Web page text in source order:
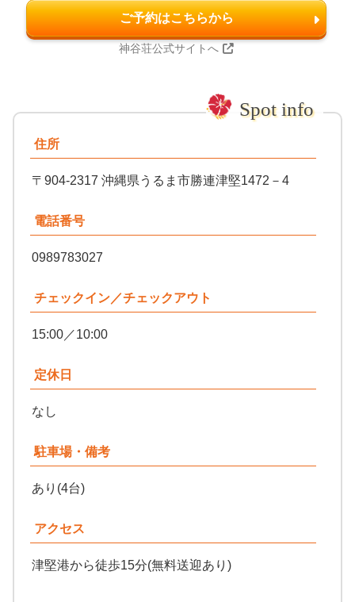
ご予約はこちらから
神谷荘公式サイトへ
住所
〒904-2317 沖縄県うるま市勝連津堅1472－4
電話番号
0989783027
チェックイン／チェックアウト
15:00／10:00
定休日
なし
駐車場・備考
あり(4台)
アクセス
津堅港から徒歩15分(無料送迎あり)